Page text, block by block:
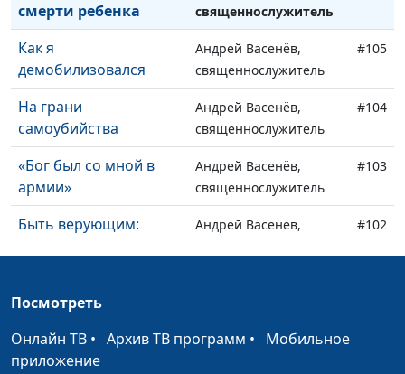
смерти ребенка
священнослужитель
Как я
демобилизовался
Андрей Васенёв,
священнослужитель
#105
На грани
самоубийства
Андрей Васенёв,
священнослужитель
#104
«Бог был со мной в
армии»
Андрей Васенёв,
священнослужитель
#103
Быть верующим:
Андрей Васенёв,
#102
Можно ли молиться
Мой Бог - Бог радости
Посмотреть
Онлайн ТВ • Архив ТВ программ • Мобильное
приложение